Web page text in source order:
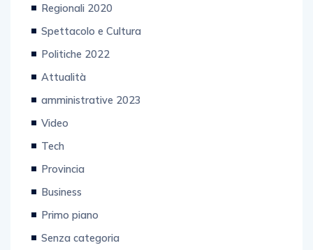
Regionali 2020
Spettacolo e Cultura
Politiche 2022
Attualità
amministrative 2023
Video
Tech
Provincia
Business
Primo piano
Senza categoria